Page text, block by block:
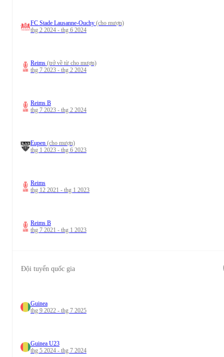
FC Stade Lausanne-Ouchy (cho mượn)
thg 2 2024 - thg 6 2024
Reims (trở về từ cho mượn)
thg 7 2023 - thg 2 2024
Reims B
thg 7 2023 - thg 2 2024
Eupen (cho mượn)
thg 1 2023 - thg 6 2023
Reims
thg 12 2021 - thg 1 2023
Reims B
thg 7 2021 - thg 1 2023
Đội tuyển quốc gia
Guinea
thg 9 2022 - thg 7 2025
Guinea U23
thg 5 2024 - thg 7 2024